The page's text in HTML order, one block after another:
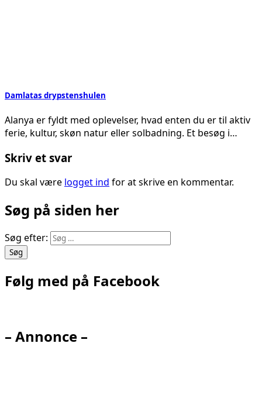
Damlatas drypstenshulen
Alanya er fyldt med oplevelser, hvad enten du er til aktiv
ferie, kultur, skøn natur eller solbadning. Et besøg i…
Skriv et svar
Du skal være logget ind for at skrive en kommentar.
Søg på siden her
Søg efter:
Følg med på Facebook
– Annonce –